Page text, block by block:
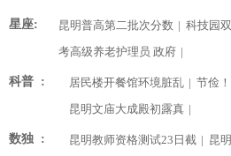
星座: 昆明普高第二批次分数 | 科技园
考高级养老护理员 政府 |
科普 : 居民楼开餐馆环境脏乱 | 节俭
昆明文庙大成殿初露真 |
数独 : 昆明教师资格测试23日截 | 昆